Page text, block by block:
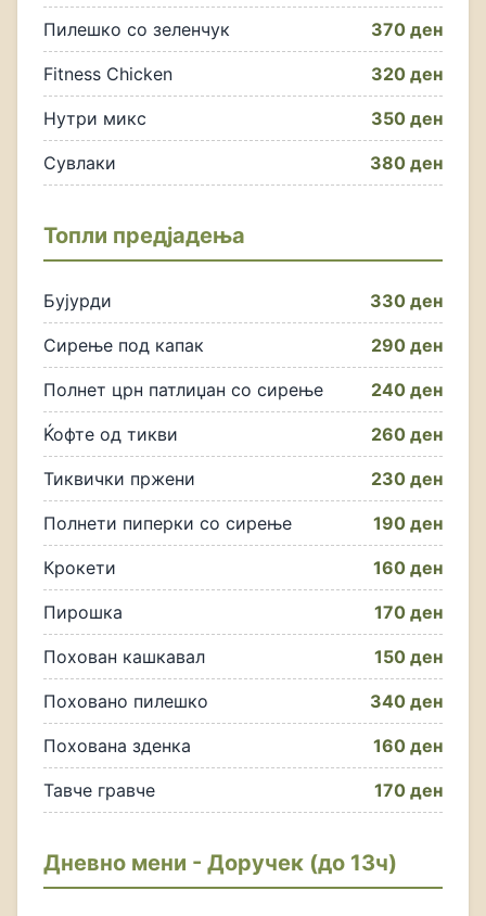
Пилешко со зеленчук 370 ден
Fitness Chicken 320 ден
Нутри микс 350 ден
Сувлаки 380 ден
Топли предјадења
Бујурди 330 ден
Сирење под капак 290 ден
Полнет црн патлиџан со сирење 240 ден
Ќофте од тикви 260 ден
Тиквички пржени 230 ден
Полнети пиперки со сирење 190 ден
Крокети 160 ден
Пирошка 170 ден
Похован кашкавал 150 ден
Поховано пилешко 340 ден
Похована зденка 160 ден
Тавче гравче 170 ден
Дневно мени - Доручек (до 13ч)